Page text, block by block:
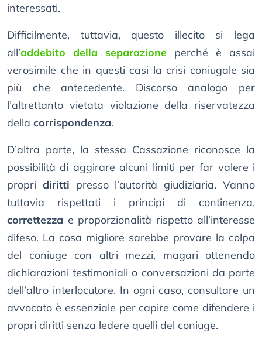
interessati.
Difficilmente, tuttavia, questo illecito si lega
all’addebito della separazione perché è assai
verosimile che in questi casi la crisi coniugale sia
più che antecedente. Discorso analogo per
l’altrettanto vietata violazione della riservatezza
della corrispondenza.
D’altra parte, la stessa Cassazione riconosce la
possibilità di aggirare alcuni limiti per far valere i
propri diritti presso l’autorità giudiziaria. Vanno
tuttavia rispettati i principi di continenza,
correttezza e proporzionalità rispetto all’interesse
difeso. La cosa migliore sarebbe provare la colpa
del coniuge con altri mezzi, magari ottenendo
dichiarazioni testimoniali o conversazioni da parte
dell’altro interlocutore. In ogni caso, consultare un
avvocato è essenziale per capire come difendere i
propri diritti senza ledere quelli del coniuge.